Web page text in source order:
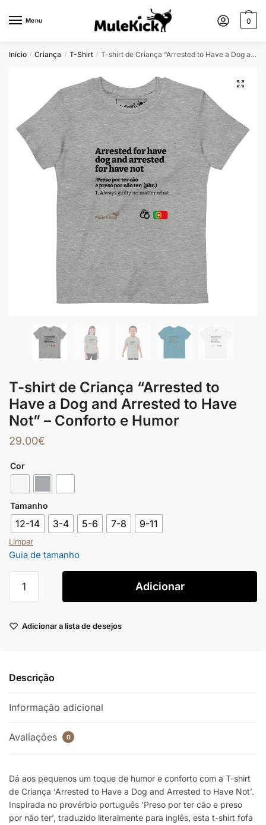
Menu 0
Início / Criança / T-Shirt / T-shirt de Criança “Arrested to Have a Dog and Arrested to Have Not” – Conforto e Humor
🔍
T-shirt de Criança “Arrested to
Have a Dog and Arrested to Have
Not” – Conforto e Humor
29.00€
Cor
Tamanho
12-14 3-4 5-6 7-8 9-11
Limpar
Guia de tamanho
Adicionar
Adicionar a lista de desejos
Descrição
Informação adicional
Avaliações 0
Dá aos pequenos um toque de humor e conforto com a T-shirt
de Criança ‘Arrested to Have a Dog and Arrested to Have Not’.
Inspirada no provérbio português ‘Preso por ter cão e preso
por não ter’, traduzido literalmente para inglês, esta t-shirt fofa